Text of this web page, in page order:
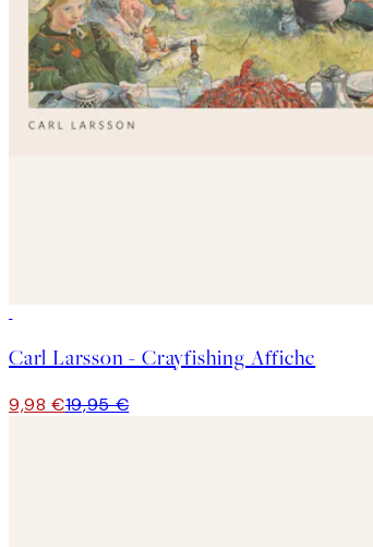
Carl Larsson - Crayfishing Affiche
9,98 €19,95 €